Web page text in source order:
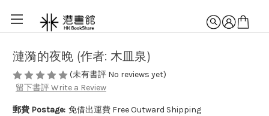
漣漪的夜晚 (作者: 木皿泉)
(未有書評 No reviews yet)
留下書評 Write a Review
郵費 Postage: 免借出運費 Free Outward Shipping